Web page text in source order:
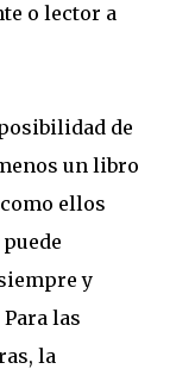
o lector a
de
un libro
ellos
y
las
la